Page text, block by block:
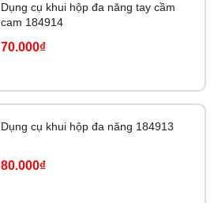
Dụng cụ khui hộp đa năng tay cầm
cam 184914
70.000₫
Dụng cụ khui hộp đa năng 184913
80.000₫